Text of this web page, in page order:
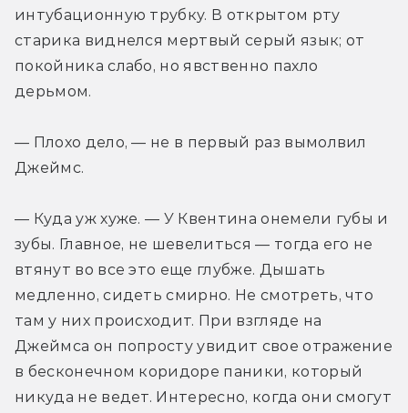
интубационную трубку. В открытом рту
старика виднелся мертвый серый язык; от
покойника слабо, но явственно пахло
дерьмом.
— Плохо дело, — не в первый раз вымолвил
Джеймс.
— Куда уж хуже. — У Квентина онемели губы и
зубы. Главное, не шевелиться — тогда его не
втянут во все это еще глубже. Дышать
медленно, сидеть смирно. Не смотреть, что
там у них происходит. При взгляде на
Джеймса он попросту увидит свое отражение
в бесконечном коридоре паники, который
никуда не ведет. Интересно, когда они смогут